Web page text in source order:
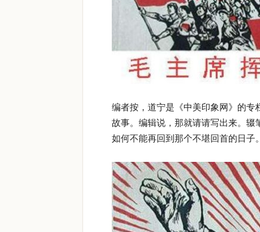
编者按，道宁是《中美印象网》的专
故事。编辑说，那就请请写出来。
如何不能再回到那个不堪回首的日子。